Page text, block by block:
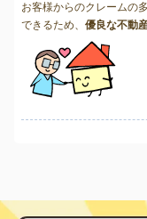
お客様からのクレームの
できるため、 優良な不動